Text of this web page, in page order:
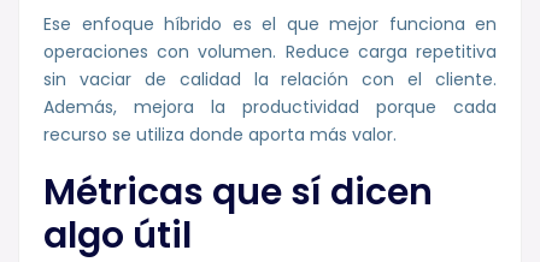
Ese enfoque híbrido es el que mejor funciona en
operaciones con volumen. Reduce carga repetitiva
sin vaciar de calidad la relación con el cliente.
Además, mejora la productividad porque cada
recurso se utiliza donde aporta más valor.
Métricas que sí dicen
algo útil